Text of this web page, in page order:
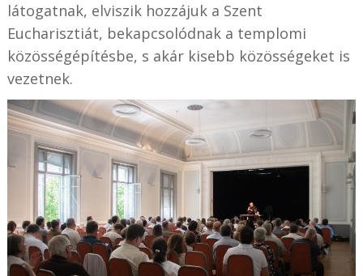
látogatnak, elviszik hozzájuk a Szent
Eucharisztiát, bekapcsolódnak a templomi
közösségépítésbe, s akár kisebb közösségeket is
vezetnek.